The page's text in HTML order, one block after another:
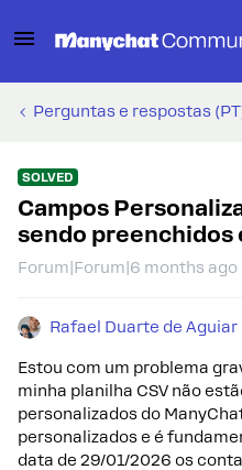
Perguntas e respostas
SOLVED
Campos
sendo preenchidos
Forum|Forum|6 months ago
Rafael Duarte de Aguiar
Estou com um problema
minha planilha CSV não
personalizados do
personalizados e é
data de 29/01/2026 os